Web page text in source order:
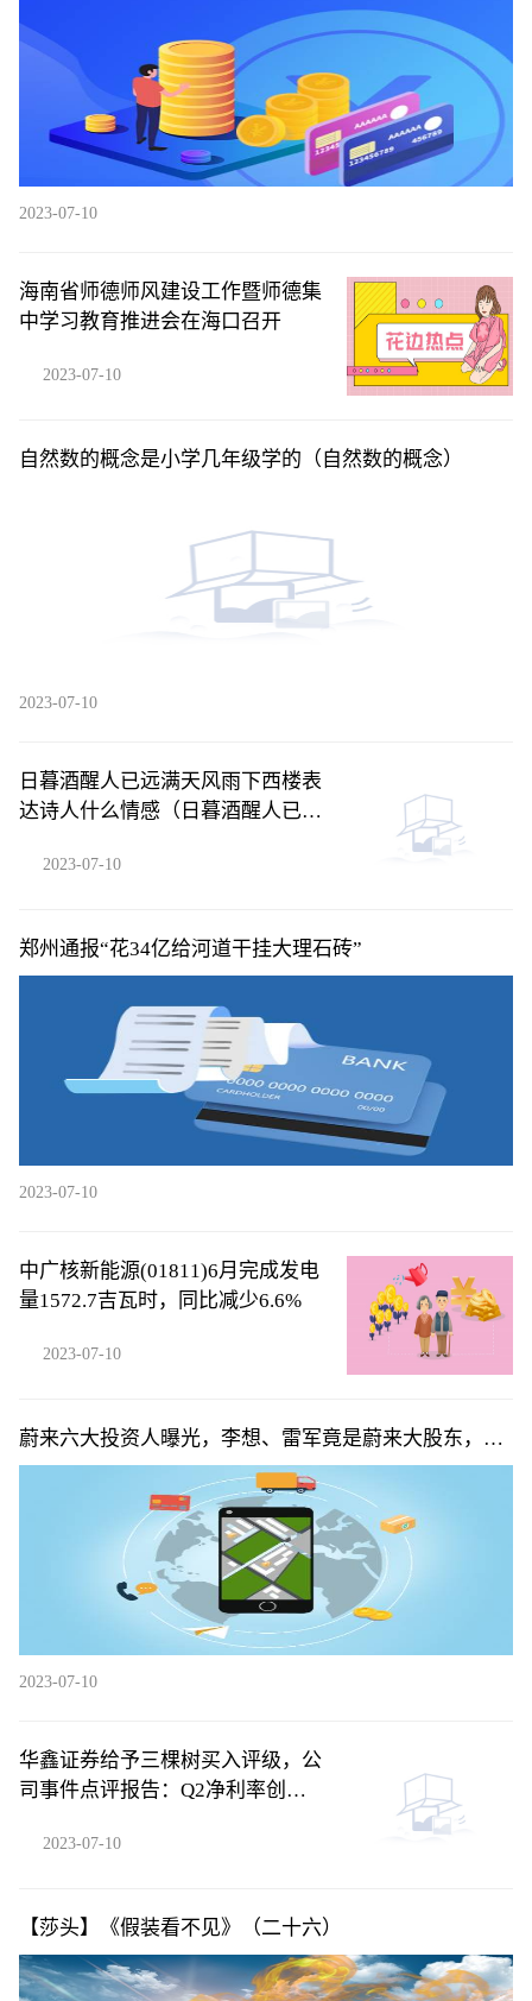
2023-07-10
海南省师德师风建设工作暨师德集
中学习教育推进会在海口召开
2023-07-10
自然数的概念是小学几年级学的（自然数的概念）
2023-07-10
日暮酒醒人已远满天风雨下西楼表
达诗人什么情感（日暮酒醒人已远
2023-07-10
郑州通报“花34亿给河道干挂大理石砖”
2023-07-10
中广核新能源(01811)6月完成发电
量1572.7吉瓦时，同比减少6.6%
2023-07-10
蔚来六大投资人曝光，李想、雷军竟是蔚来大股东，俞
敏洪排不上号
2023-07-10
华鑫证券给予三棵树买入评级，公
司事件点评报告：Q2净利率创新
2023-07-10
【莎头】《假装看不见》（二十六）